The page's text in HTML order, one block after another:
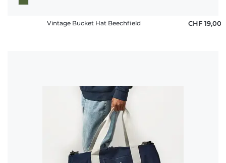
Vintage Bucket Hat Beechfield CHF 19,00